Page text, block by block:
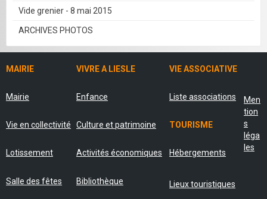
Vide grenier - 8 mai 2015
ARCHIVES PHOTOS
MAIRIE VIVRE A LIESLE VIE ASSOCIATIVE
Mairie Enfance Liste associations
Vie en collectivité Culture et patrimoine TOURISME
Lotissement Activités économiques Hébergements
Salle des fêtes Bibliothèque Lieux touristiques
Men
tion
s
léga
les